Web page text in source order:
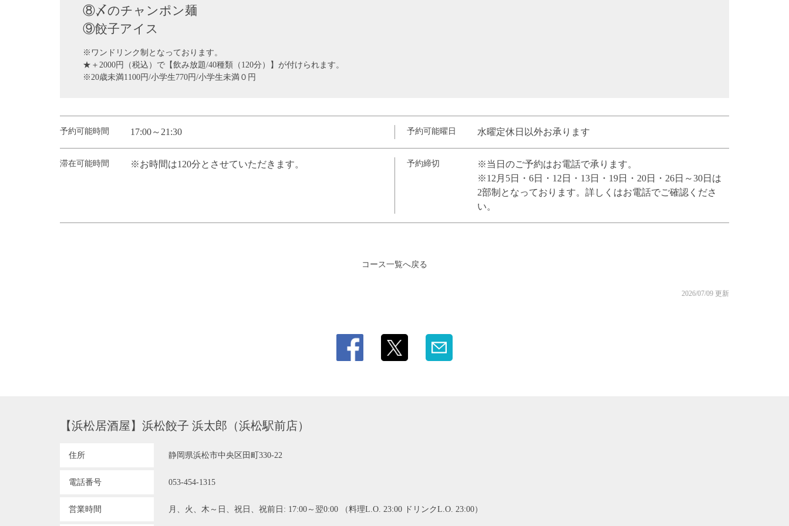
⑧〆のチャンポン麺
⑨餃子アイス
※ワンドリンク制となっております。
★＋2000円（税込）で【飲み放題/40種類（120分）】が付けられます。
※20歳未満1100円/小学生770円/小学生未満０円
予約可能時間 17:00～21:30 予約可能曜日 水曜定休日以外お承ります
滞在可能時間 ※お時間は120分とさせていただきます。 予約締切
※当日のご予約はお電話で承ります。
※12月5日・6日・12日・13日・19日・20日・26日～30日は
2部制となっております。詳しくはお電話でご確認くださ
い。
コース一覧へ戻る
2026/07/09 更新
【浜松居酒屋】浜松餃子 浜太郎（浜松駅前店）
住所 静岡県浜松市中央区田町330-22
電話番号 053-454-1315
営業時間 月、火、木～日、祝日、祝前日: 17:00～翌0:00 （料理L.O. 23:00 ドリンクL.O. 23:00）